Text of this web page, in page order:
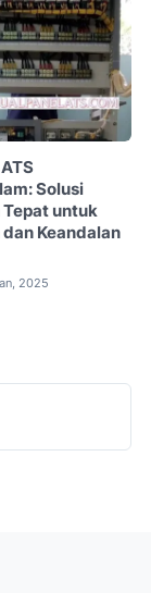
Solusi
untuk
dan Keandalan
2025